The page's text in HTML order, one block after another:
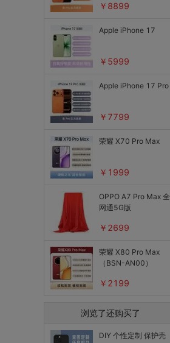
扬声器
排线
听筒
其它
增值服务
主板
摄像头
芯片级维修
附件
焊接式配件
内置电池
玻璃后盖
维修服务
摄像头镜面/框
￥8899
Apple iPhone 17
￥5999
Apple iPhone 17 Pro
￥7799
荣耀 X70 Pro Max
￥1999
OPPO A7 Pro Max 全
网通5G版
￥2699
荣耀 X80 Pro Max
（BSN-AN00）
￥2199
浏览了还购买了
DIY 个性定制 保护壳